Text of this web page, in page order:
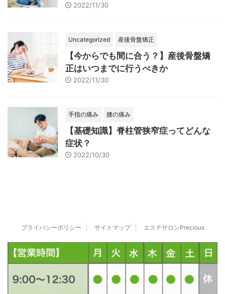
2022/11/30
Uncategorized 産後骨盤矯正
【今からでも間に合う？】産後骨盤矯
正はいつまでに行うべきか
2022/11/30
手指の痛み 腰の痛み
【基礎知識】脊柱管狭窄症ってどんな
症状？
2022/10/30
プライバシーポリシー サイトマップ エステサロンPrecious